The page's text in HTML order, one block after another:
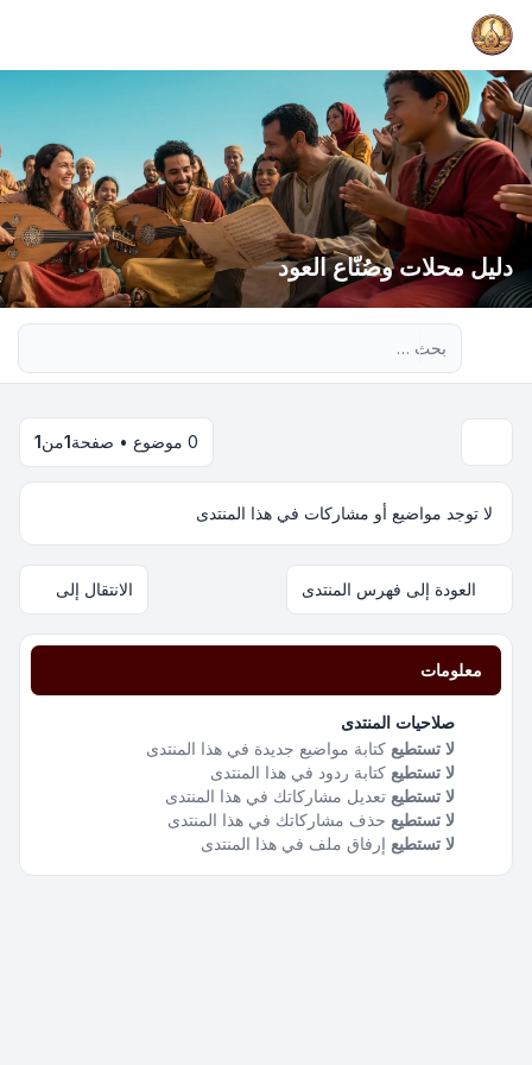
دليل محلات وصُنّاع العود
0 موضوع • صفحة 1من1
لا توجد مواضيع أو مشاركات في هذا المنتدى
العودة إلى فهرس المنتدى الانتقال إلى
معلومات
صلاحيات المنتدى
لا تستطيع كتابة مواضيع جديدة في هذا المنتدى
لا تستطيع كتابة ردود في هذا المنتدى
لا تستطيع تعديل مشاركاتك في هذا المنتدى
لا تستطيع حذف مشاركاتك في هذا المنتدى
لا تستطيع إرفاق ملف في هذا المنتدى